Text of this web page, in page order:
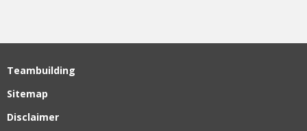
Teambuilding
Sitemap
Disclaimer